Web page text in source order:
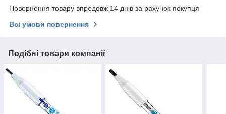
Повернення товару впродовж 14 днів за рахунок покупця
Всі умови повернення
Подібні товари компанії